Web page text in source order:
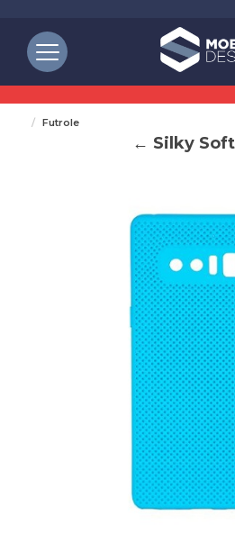
Futrole
← Silky Soft